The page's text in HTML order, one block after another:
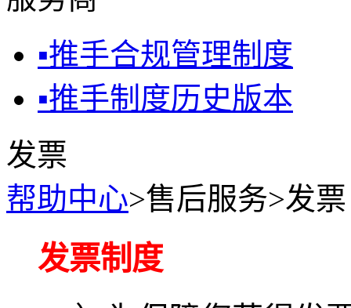
▪推手合规管理制度
▪推手制度历史版本
发票
帮助中心>售后服务>发票
发票制度